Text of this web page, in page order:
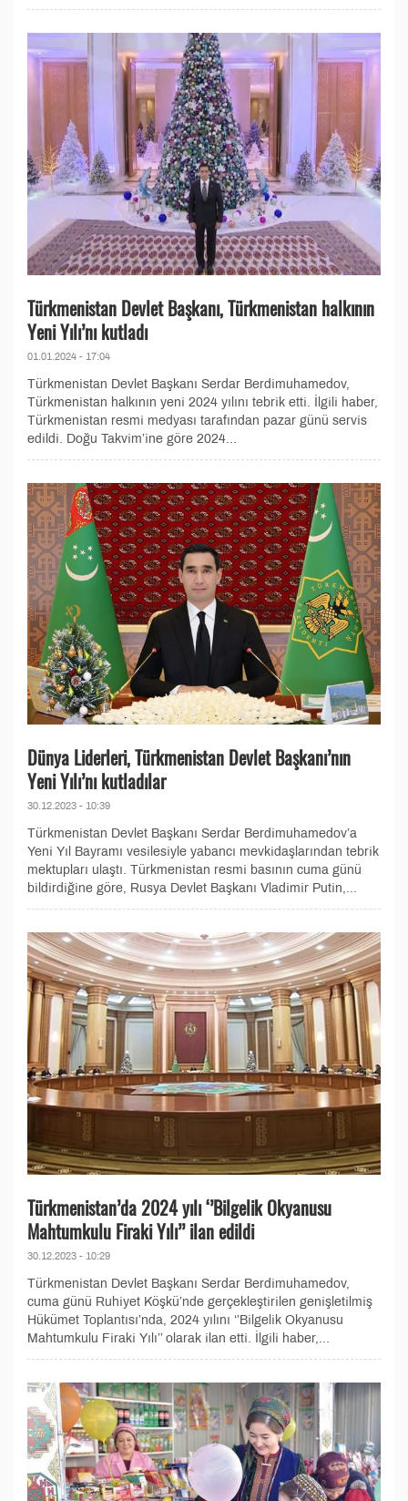
Türkmenistan Devlet Başkanı, Türkmenistan halkının
Yeni Yılı’nı kutladı
01.01.2024 - 17:04
Türkmenistan Devlet Başkanı Serdar Berdimuhamedov,
Türkmenistan halkının yeni 2024 yılını tebrik etti. İlgili haber,
Türkmenistan resmi medyası tarafından pazar günü servis
edildi. Doğu Takvim’ine göre 2024...
Dünya Liderleri, Türkmenistan Devlet Başkanı’nın
Yeni Yılı’nı kutladılar
30.12.2023 - 10:39
Türkmenistan Devlet Başkanı Serdar Berdimuhamedov’a
Yeni Yıl Bayramı vesilesiyle yabancı mevkidaşlarından tebrik
mektupları ulaştı. Türkmenistan resmi basının cuma günü
bildirdiğine göre, Rusya Devlet Başkanı Vladimir Putin,...
Türkmenistan’da 2024 yılı ‘’Bilgelik Okyanusu
Mahtumkulu Firaki Yılı’’ ilan edildi
30.12.2023 - 10:29
Türkmenistan Devlet Başkanı Serdar Berdimuhamedov,
cuma günü Ruhiyet Köşkü’nde gerçekleştirilen genişletilmiş
Hükümet Toplantısı’nda, 2024 yılını ‘’Bilgelik Okyanusu
Mahtumkulu Firaki Yılı’’ olarak ilan etti. İlgili haber,...